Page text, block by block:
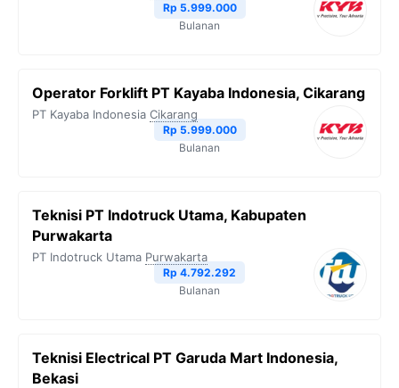
Rp 5.999.000
Bulanan
Operator Forklift PT Kayaba Indonesia, Cikarang
PT Kayaba Indonesia Cikarang
Rp 5.999.000
Bulanan
Teknisi PT Indotruck Utama, Kabupaten
Purwakarta
PT Indotruck Utama Purwakarta
Rp 4.792.292
Bulanan
Teknisi Electrical PT Garuda Mart Indonesia,
Bekasi